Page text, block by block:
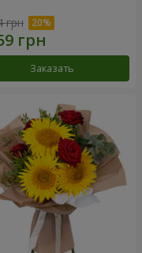
грн
Заказать